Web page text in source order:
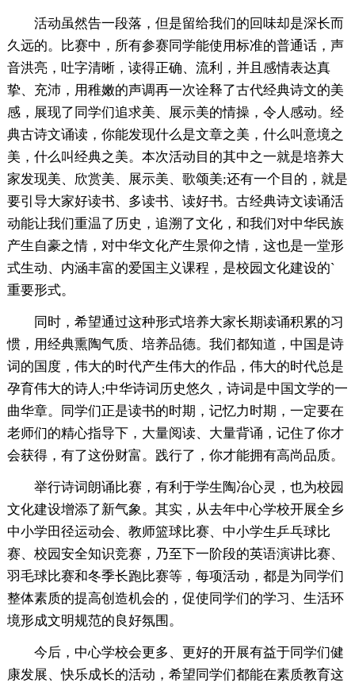
活动虽然告一段落，但是留给我们的回味却是深长而
久远的。比赛中，所有参赛同学能使用标准的普通话，声
音洪亮，吐字清晰，读得正确、流利，并且感情表达真
挚、充沛，用稚嫩的声调再一次诠释了古代经典诗文的美
感，展现了同学们追求美、展示美的情操，令人感动。经
典古诗文诵读，你能发现什么是文章之美，什么叫意境之
美，什么叫经典之美。本次活动目的其中之一就是培养大
家发现美、欣赏美、展示美、歌颂美;还有一个目的，就是
要引导大家好读书、多读书、读好书。古经典诗文读诵活
动能让我们重温了历史，追溯了文化，和我们对中华民族
产生自豪之情，对中华文化产生景仰之情，这也是一堂形
式生动、内涵丰富的爱国主义课程，是校园文化建设的`
重要形式。
同时，希望通过这种形式培养大家长期读诵积累的习
惯，用经典熏陶气质、培养品德。我们都知道，中国是诗
词的国度，伟大的时代产生伟大的作品，伟大的时代总是
孕育伟大的诗人;中华诗词历史悠久，诗词是中国文学的一
曲华章。同学们正是读书的时期，记忆力时期，一定要在
老师们的精心指导下，大量阅读、大量背诵，记住了你才
会获得，有了这份财富。践行了，你才能拥有高尚品质。
举行诗词朗诵比赛，有利于学生陶冶心灵，也为校园
文化建设增添了新气象。其实，从去年中心学校开展全乡
中小学田径运动会、教师篮球比赛、中小学生乒乓球比
赛、校园安全知识竞赛，乃至下一阶段的英语演讲比赛、
羽毛球比赛和冬季长跑比赛等，每项活动，都是为同学们
整体素质的提高创造机会的，促使同学们的学习、生活环
境形成文明规范的良好氛围。
今后，中心学校会更多、更好的开展有益于同学们健
康发展、快乐成长的活动，希望同学们都能在素质教育这